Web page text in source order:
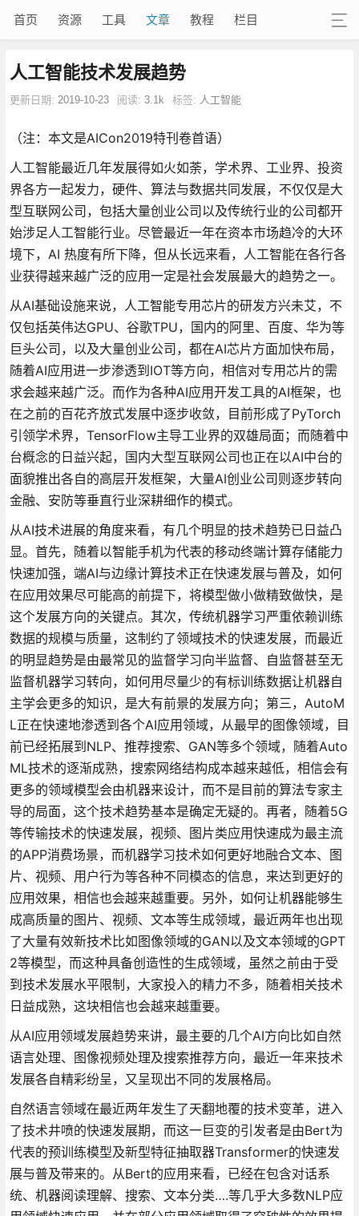
首页 资源 工具 文章 教程 栏目
人工智能技术发展趋势
更新日期: 2019-10-23 阅读: 3.1k 标签: 人工智能
（注：本文是AICon2019特刊卷首语）
人工智能最近几年发展得如火如荼，学术界、工业界、投资
界各方一起发力，硬件、算法与数据共同发展，不仅仅是大
型互联网公司，包括大量创业公司以及传统行业的公司都开
始涉足人工智能行业。尽管最近一年在资本市场趋冷的大环
境下，AI 热度有所下降，但从长远来看，人工智能在各行各
业获得越来越广泛的应用一定是社会发展最大的趋势之一。
从AI基础设施来说，人工智能专用芯片的研发方兴未艾，不
仅包括英伟达GPU、谷歌TPU，国内的阿里、百度、华为等
巨头公司，以及大量创业公司，都在AI芯片方面加快布局，
随着AI应用进一步渗透到IOT等方向，相信对专用芯片的需
求会越来越广泛。而作为各种AI应用开发工具的AI框架，也
在之前的百花齐放式发展中逐步收敛，目前形成了PyTorch
引领学术界，TensorFlow主导工业界的双雄局面；而随着中
台概念的日益兴起，国内大型互联网公司也正在以AI中台的
面貌推出各自的高层开发框架，大量AI创业公司则逐步转向
金融、安防等垂直行业深耕细作的模式。
从AI技术进展的角度来看，有几个明显的技术趋势已日益凸
显。首先，随着以智能手机为代表的移动终端计算存储能力
快速加强，端AI与边缘计算技术正在快速发展与普及，如何
在应用效果尽可能高的前提下，将模型做小做精致做快，是
这个发展方向的关键点。其次，传统机器学习严重依赖训练
数据的规模与质量，这制约了领域技术的快速发展，而最近
的明显趋势是由最常见的监督学习向半监督、自监督甚至无
监督机器学习转向，如何用尽量少的有标训练数据让机器自
主学会更多的知识，是大有前景的发展方向；第三，AutoM
L正在快速地渗透到各个AI应用领域，从最早的图像领域，目
前已经拓展到NLP、推荐搜索、GAN等多个领域，随着Auto
ML技术的逐渐成熟，搜索网络结构成本越来越低，相信会有
更多的领域模型会由机器来设计，而不是目前的算法专家主
导的局面，这个技术趋势基本是确定无疑的。再者，随着5G
等传输技术的快速发展，视频、图片类应用快速成为最主流
的APP消费场景，而机器学习技术如何更好地融合文本、图
片、视频、用户行为等各种不同模态的信息，来达到更好的
应用效果，相信也会越来越重要。另外，如何让机器能够生
成高质量的图片、视频、文本等生成领域，最近两年也出现
了大量有效新技术比如图像领域的GAN以及文本领域的GPT
2等模型，而这种具备创造性的生成领域，虽然之前由于受
到技术发展水平限制，大家投入的精力不多，随着相关技术
日益成熟，这块相信也会越来越重要。
从AI应用领域发展趋势来讲，最主要的几个AI方向比如自然
语言处理、图像视频处理及搜索推荐方向，最近一年来技术
发展各自精彩纷呈，又呈现出不同的发展格局。
自然语言领域在最近两年发生了天翻地覆的技术变革，进入
了技术井喷的快速发展期，而这一巨变的引发者是由Bert为
代表的预训练模型及新型特征抽取器Transformer的快速发
展与普及带来的。从Bert的应用来看，已经在包含对话系
统、机器阅读理解、搜索、文本分类….等几乎大多数NLP应